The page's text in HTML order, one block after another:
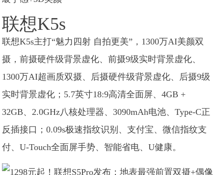
联想K5s
联想K5s主打“魅力四射 自拍更美”，1300万AI美颜双
摄，前摄硬件级背景虚化、前摄9级实时背景虚化、
1300万AI超画质双摄、后摄硬件级背景虚化、后摄9级
实时背景虚化；5.7英寸18:9高清全面屏、4GB +
32GB、2.0GHz八核处理器、3090mAh电池、Type-C正
反插接口；0.09s极速指纹识别、支付宝、微信指纹支
付、U-Touch全面屏手势、智能省电、U健康。